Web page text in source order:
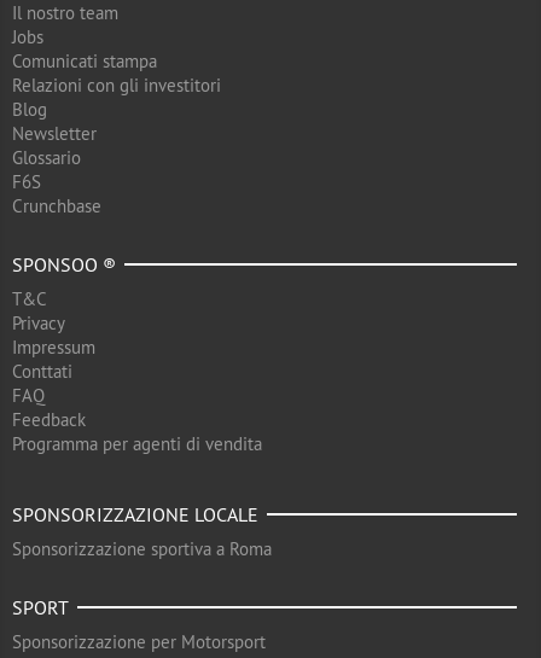
Il nostro team
Jobs
Comunicati stampa
Relazioni con gli investitori
Blog
Newsletter
Glossario
F6S
Crunchbase
SPONSOO ®
T&C
Privacy
Impressum
Conttati
FAQ
Feedback
Programma per agenti di vendita
SPONSORIZZAZIONE LOCALE
Sponsorizzazione sportiva a Roma
SPORT
Sponsorizzazione per Motorsport